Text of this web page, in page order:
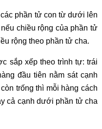
phần tử con từ dưới lên
chiều rộng của phần tử
rộng theo phần tử cha.
sắp xếp theo trình tự: trái
đầu tiên nằm sát cạnh
trống thì mỗi hàng cách
cả cạnh dưới phần tử cha